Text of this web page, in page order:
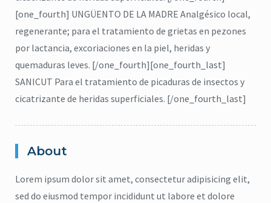
citronela,Eucalipto,
Lavanda ,repelente,
Higiene,
jabón para cuerpo,
[one_fourth] UNGÜENTO DE LA MADRE Analgésico local,
regenerante; para el tratamiento de grietas en pezones
por lactancia, excoriaciones en la piel, heridas y
quemaduras leves. [/one_fourth][one_fourth_last]
SANICUT Para el tratamiento de picaduras de insectos y
cicatrizante de heridas superficiales. [/one_fourth_last]
About
Lorem ipsum dolor sit amet, consectetur adipisicing elit,
sed do eiusmod tempor incididunt ut labore et dolore